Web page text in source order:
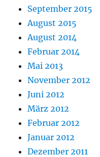
September 2015
August 2015
August 2014
Februar 2014
Mai 2013
November 2012
Juni 2012
März 2012
Februar 2012
Januar 2012
Dezember 2011